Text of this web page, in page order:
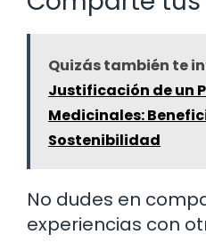
Quizás también te
Justificación de un
Medicinales:
Sostenibilidad
No dudes en
experiencias con